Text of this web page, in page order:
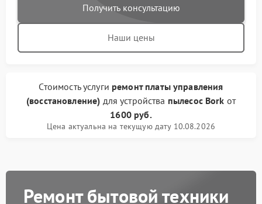
Получить консультацию
Наши цены
Стоимость услуги ремонт платы управления
(восстановление) для устройства пылесос Bork от
1600 руб.
Цена актуальна на текущую дату 10.08.2026
Ремонт бытовой техники